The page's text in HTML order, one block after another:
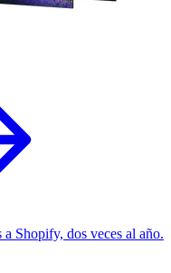
Shopify, dos veces al año.